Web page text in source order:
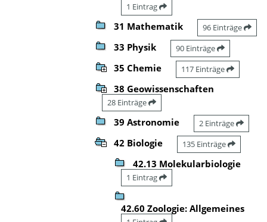
1 Eintrag
31 Mathematik 96 Einträge
33 Physik 90 Einträge
35 Chemie 117 Einträge
38 Geowissenschaften
28 Einträge
39 Astronomie 2 Einträge
42 Biologie 135 Einträge
42.13 Molekularbiologie
1 Eintrag
42.60 Zoologie: Allgemeines